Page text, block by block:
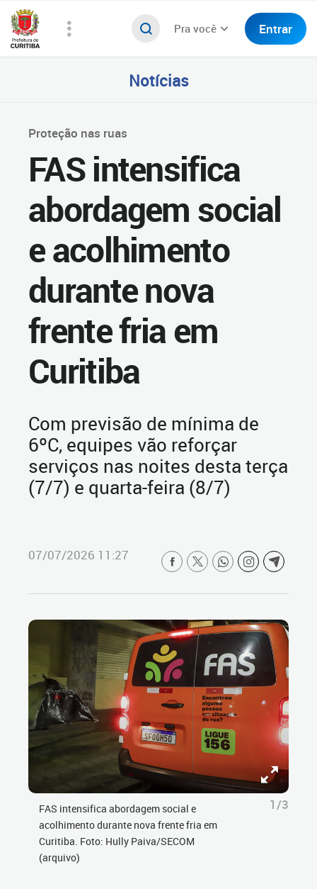
Pra você Entrar
Notícias
Proteção nas ruas
FAS intensifica
abordagem social
e acolhimento
durante nova
frente fria em
Curitiba
Com previsão de mínima de
6ºC, equipes vão reforçar
serviços nas noites desta terça
(7/7) e quarta-feira (8/7)
07/07/2026 11:27
FAS intensifica abordagem social e
acolhimento durante nova frente fria em
Curitiba. Foto: Hully Paiva/SECOM
(arquivo)
1/3